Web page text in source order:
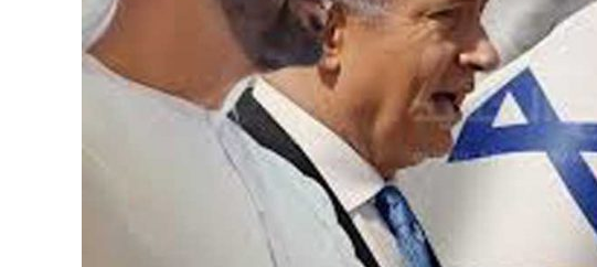
نوفمبر 27, 2024
قمة الرياض: أقوال تنتظر أفعالاً
نوفمبر 27, 2024
تعيينات ترامب: أنت لا تجني من الشوك العنب!
نوفمبر 27, 2024
ابن بطوطة عند تخوم سيبيريا!
نوفمبر 27, 2024